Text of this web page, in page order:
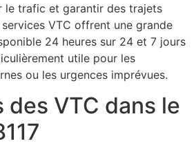
le trafic et garantir des trajets
VTC offrent une grande
24 heures sur 24 et 7 jours
utile pour les
ou les urgences imprévues.
des VTC dans le